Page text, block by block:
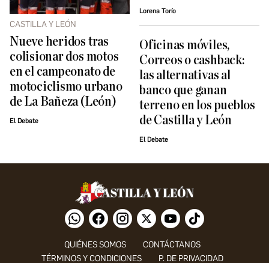
CASTILLA Y LEÓN
Nueve heridos tras
colisionar dos motos
en el campeonato de
motociclismo urbano
de La Bañeza (León)
El Debate
Lorena Torío
Oficinas móviles,
Correos o cashback:
las alternativas al
banco que ganan
terreno en los pueblos
de Castilla y León
El Debate
QUIÉNES SOMOS
CONTÁCTANOS
TÉRMINOS Y CONDICIONES
P. DE PRIVACIDAD